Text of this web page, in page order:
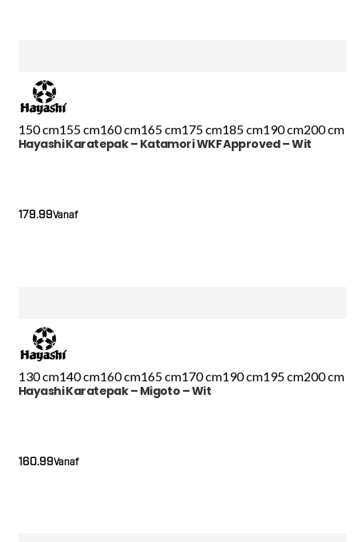
150 cm155 cm160 cm165 cm175 cm185 cm190 cm200 cm
Hayashi Karatepak – Katamori WKF Approved – Wit
Vanaf
179.99
130 cm140 cm160 cm165 cm170 cm190 cm195 cm200 cm
Hayashi Karatepak – Migoto – Wit
Vanaf
160.99